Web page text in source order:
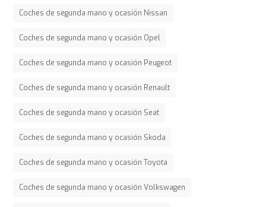
Coches de segunda mano y ocasión Nissan
Coches de segunda mano y ocasión Opel
Coches de segunda mano y ocasión Peugeot
Coches de segunda mano y ocasión Renault
Coches de segunda mano y ocasión Seat
Coches de segunda mano y ocasión Skoda
Coches de segunda mano y ocasión Toyota
Coches de segunda mano y ocasión Volkswagen